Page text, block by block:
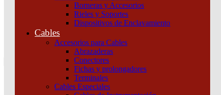
Borneras y Accesorios
Rieles y Soportes
Dispositivos de Enclavamiento
Cables
Accesorios para Cables
Abrazaderas
Conectores
Fichas y prolongadores
Terminales
Cables Especiales